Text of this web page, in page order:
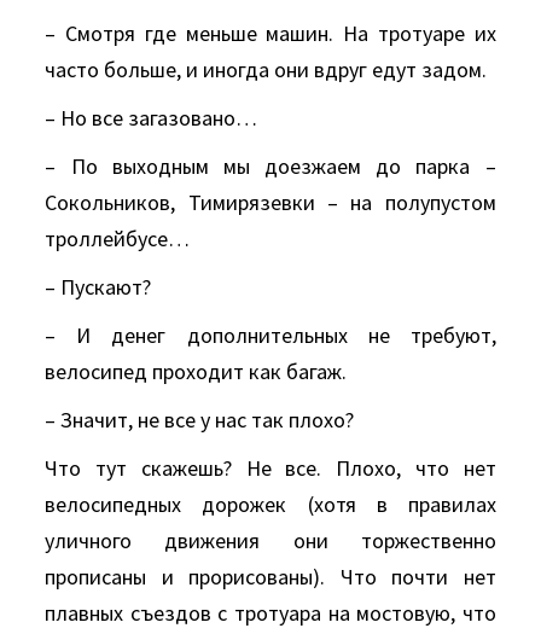
– Смотря где меньше машин. На тротуаре их
часто больше, и иногда они вдруг едут задом.
– Но все загазовано…
– По выходным мы доезжаем до парка –
Сокольников, Тимирязевки – на полупустом
троллейбусе…
– Пускают?
– И денег дополнительных не требуют,
велосипед проходит как багаж.
– Значит, не все у нас так плохо?
Что тут скажешь? Не все. Плохо, что нет
велосипедных дорожек (хотя в правилах
уличного движения они торжественно
прописаны и прорисованы). Что почти нет
плавных съездов с тротуара на мостовую, что